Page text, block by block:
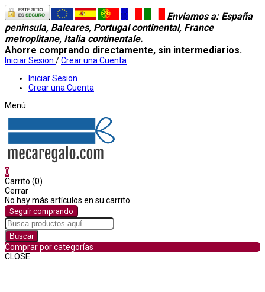
Enviamos a: España
peninsula, Baleares, Portugal continental, France
metroplitane, Italia continentale.
Ahorre comprando directamente, sin intermediarios.
Iniciar Sesion /Crear una Cuenta
Iniciar Sesion
Crear una Cuenta
Menú
0
Carrito (0)
Cerrar
No hay más artículos en su carrito
Seguir comprando
Buscar
Comprar por categorías
CLOSE